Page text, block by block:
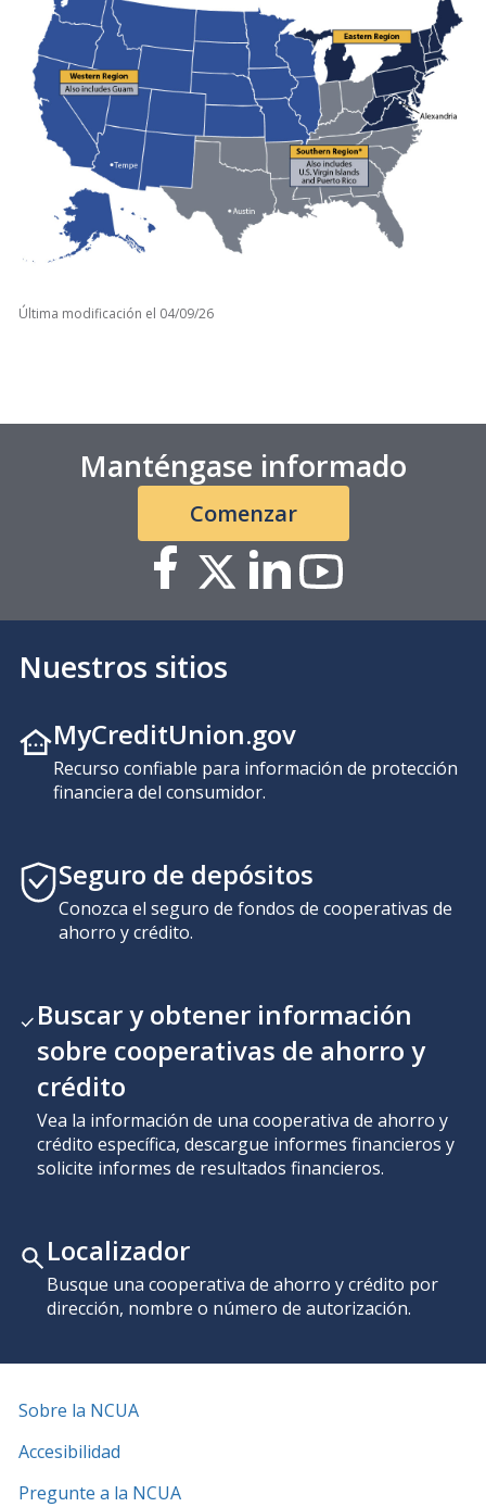
Última modificación el 04/09/26
Manténgase informado
Comenzar
Nuestros sitios
MyCreditUnion.gov
Recurso confiable para información de protección
financiera del consumidor.
Seguro de depósitos
Conozca el seguro de fondos de cooperativas de
ahorro y crédito.
Buscar y obtener información
sobre cooperativas de ahorro y
crédito
Vea la información de una cooperativa de ahorro y
crédito específica, descargue informes financieros y
solicite informes de resultados financieros.
Localizador
Busque una cooperativa de ahorro y crédito por
dirección, nombre o número de autorización.
Sobre la NCUA
Accesibilidad
Pregunte a la NCUA